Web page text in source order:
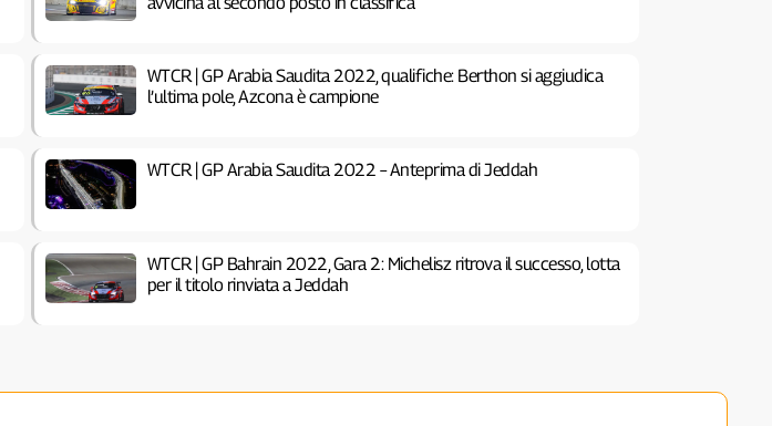
WTCR | GP Arabia Saudita 2022, qualifiche: Berthon si aggiudica
l’ultima pole, Azcona è campione
WTCR | GP Arabia Saudita 2022 – Anteprima di Jeddah
WTCR | GP Bahrain 2022, Gara 2: Michelisz ritrova il successo, lotta
per il titolo rinviata a Jeddah